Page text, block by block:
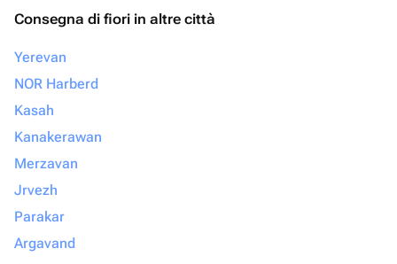
Consegna di fiori in altre città
Yerevan
NOR Harberd
Kasah
Kanakerawan
Merzavan
Jrvezh
Parakar
Argavand